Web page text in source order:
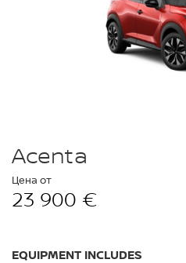
Acenta
Цена от
23 900 €
EQUIPMENT INCLUDES